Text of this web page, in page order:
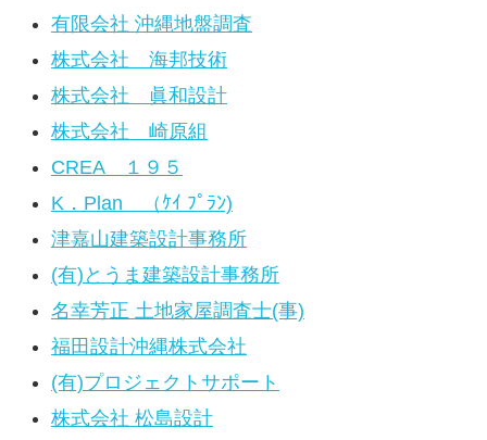
有限会社 沖縄地盤調査
株式会社 海邦技術
株式会社 眞和設計
株式会社 崎原組
CREA １９５
K．Plan （ｹｲ ﾌﾟﾗﾝ)
津嘉山建築設計事務所
(有)とうま建築設計事務所
名幸芳正 土地家屋調査士(事)
福田設計沖縄株式会社
(有)プロジェクトサポート
株式会社 松島設計